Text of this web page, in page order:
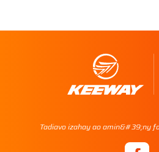
Tadiavo izahay ao amin&#39;ny